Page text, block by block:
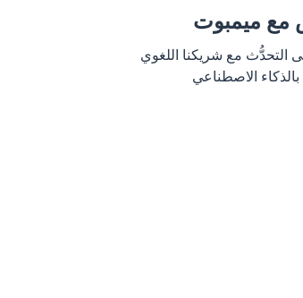
مع ميمبوت
التحدُّث مع شريكنا اللغوي
الاصطناعي